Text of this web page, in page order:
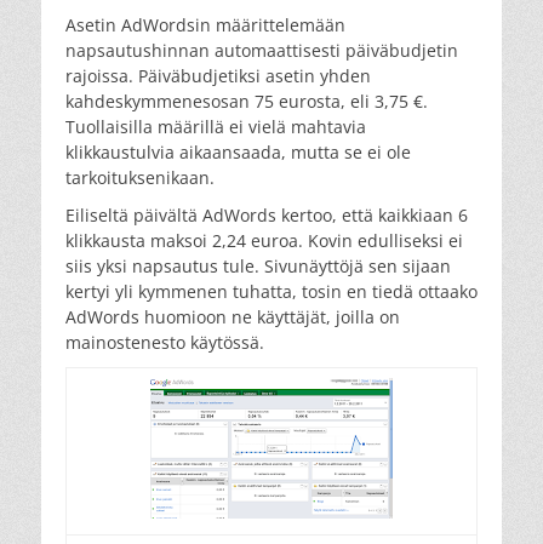
Asetin AdWordsin määrittelemään
napsautushinnan automaattisesti päiväbudjetin
rajoissa. Päiväbudjetiksi asetin yhden
kahdeskymmenesosan 75 eurosta, eli 3,75 €.
Tuollaisilla määrillä ei vielä mahtavia
klikkaustulvia aikaansaada, mutta se ei ole
tarkoituksenikaan.
Eiliseltä päivältä AdWords kertoo, että kaikkiaan 6
klikkausta maksoi 2,24 euroa. Kovin edulliseksi ei
siis yksi napsautus tule. Sivunäyttöjä sen sijaan
kertyi yli kymmenen tuhatta, tosin en tiedä ottaako
AdWords huomioon ne käyttäjät, joilla on
mainostenesto käytössä.